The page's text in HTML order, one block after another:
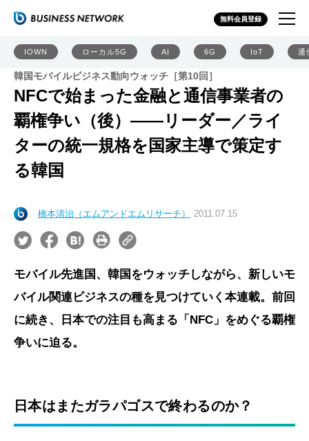
無料会員登録
IOWN ローカル5G AI 6G IoT 通
韓国モバイルビジネス動向ウォッチ［第10回］
NFCで始まった金融と通信事業者の
覇権争い（後）――リーダー／ライ
ターの統一規格を国家主導で策定す
る韓国
橋本清治（エムアンドエムリサーチ） 2011.07.15
モバイル先進国、韓国をウォッチしながら、新しいモ
バイル関連ビジネスの種を見つけていく本連載。前回
に続き、日本での注目も高まる「NFC」をめぐる覇権
争いに迫る。
日本はまたガラパゴスで終わるのか？